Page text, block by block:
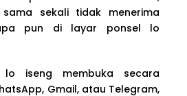
sekali tidak menerima
pun di layar ponsel lo
lo iseng membuka secara
Gmail, atau Telegram,